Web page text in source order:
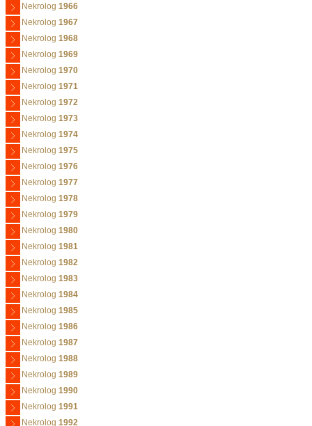
Nekrolog 1966
Nekrolog 1967
Nekrolog 1968
Nekrolog 1969
Nekrolog 1970
Nekrolog 1971
Nekrolog 1972
Nekrolog 1973
Nekrolog 1974
Nekrolog 1975
Nekrolog 1976
Nekrolog 1977
Nekrolog 1978
Nekrolog 1979
Nekrolog 1980
Nekrolog 1981
Nekrolog 1982
Nekrolog 1983
Nekrolog 1984
Nekrolog 1985
Nekrolog 1986
Nekrolog 1987
Nekrolog 1988
Nekrolog 1989
Nekrolog 1990
Nekrolog 1991
Nekrolog 1992